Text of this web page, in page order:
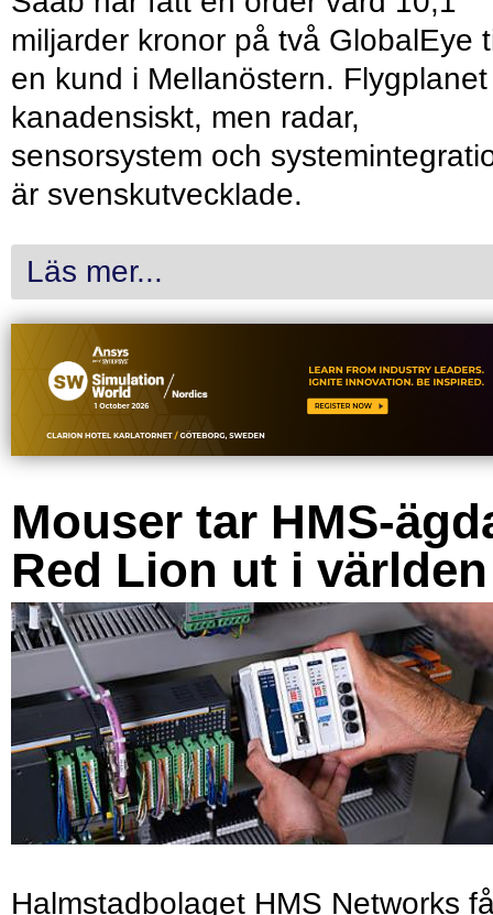
miljarder kronor på två GlobalEye
en kund i Mellanöstern.
kanadensiskt, men radar,
sensorsystem och
är svenskutvecklade.
Läs mer...
Mouser tar HMS-
Red Lion ut i världen
Halmstadbolaget HMS Networks